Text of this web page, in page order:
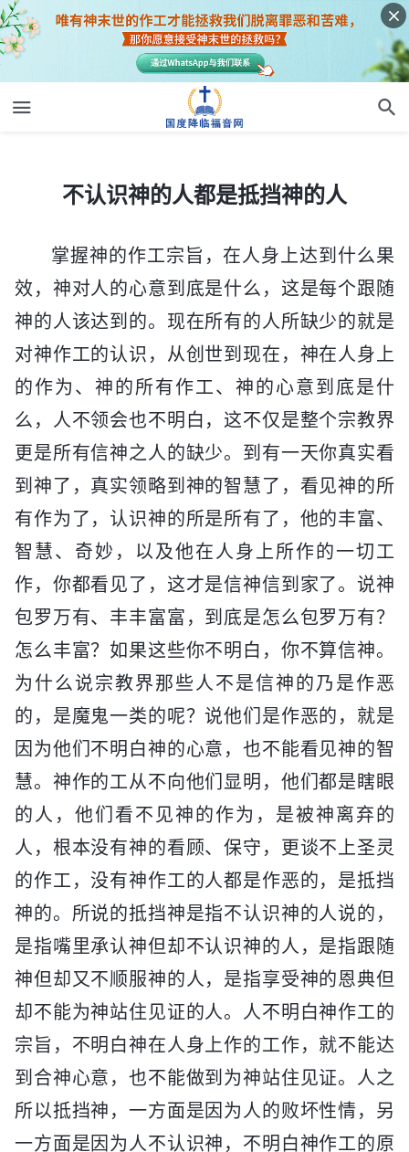
不认识神的人都是抵挡神的人
掌握神的作工宗旨，在人身上达到什么果
效，神对人的心意到底是什么，这是每个跟随
神的人该达到的。现在所有的人所缺少的就是
对神作工的认识，从创世到现在，神在人身上
的作为、神的所有作工、神的心意到底是什
么，人不领会也不明白，这不仅是整个宗教界
更是所有信神之人的缺少。到有一天你真实看
到神了，真实领略到神的智慧了，看见神的所
有作为了，认识神的所是所有了，他的丰富、
智慧、奇妙，以及他在人身上所作的一切工
作，你都看见了，这才是信神信到家了。说神
包罗万有、丰丰富富，到底是怎么包罗万有？
怎么丰富？如果这些你不明白，你不算信神。
为什么说宗教界那些人不是信神的乃是作恶
的，是魔鬼一类的呢？说他们是作恶的，就是
因为他们不明白神的心意，也不能看见神的智
慧。神作的工从不向他们显明，他们都是瞎眼
的人，他们看不见神的作为，是被神离弃的
人，根本没有神的看顾、保守，更谈不上圣灵
的作工，没有神作工的人都是作恶的，是抵挡
神的。所说的抵挡神是指不认识神的人说的，
是指嘴里承认神但却不认识神的人，是指跟随
神但却又不顺服神的人，是指享受神的恩典但
却不能为神站住见证的人。人不明白神作工的
宗旨，不明白神在人身上作的工作，就不能达
到合神心意，也不能做到为神站住见证。人之
所以抵挡神，一方面是因为人的败坏性情，另
一方面是因为人不认识神，不明白神作工的原